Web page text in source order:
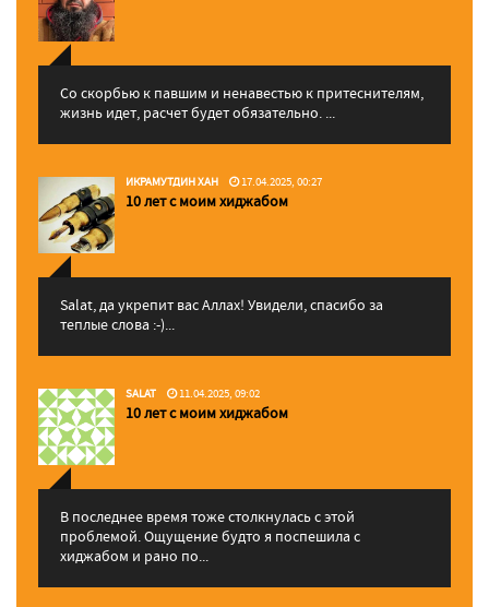
Со скорбью к павшим и ненавестью к притеснителям,
жизнь идет, расчет будет обязательно. ...
ИКРАМУТДИН ХАН 17.04.2025, 00:27
10 лет с моим хиджабом
Salat, да укрепит вас Аллаx! Увидели, спасибо за
теплые слова :-)...
SALAT 11.04.2025, 09:02
10 лет с моим хиджабом
В последнее время тоже столкнулась с этой
проблемой. Ощущение будто я поспешила с
хиджабом и рано по...